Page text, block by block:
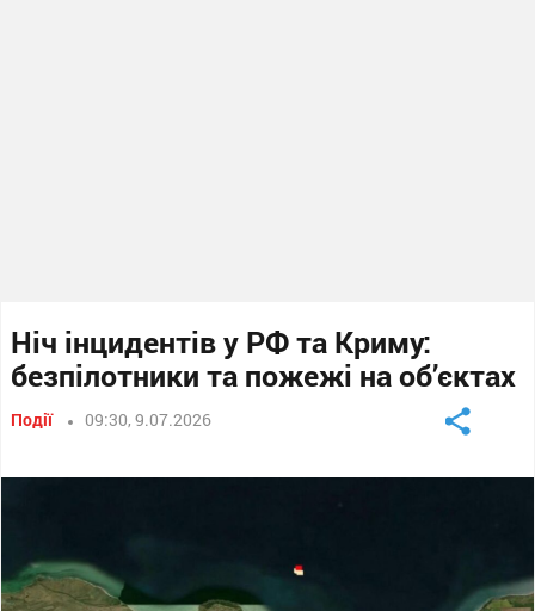
Ніч інцидентів у РФ та Криму:
безпілотники та пожежі на об’єктах
Події 09:30, 9.07.2026